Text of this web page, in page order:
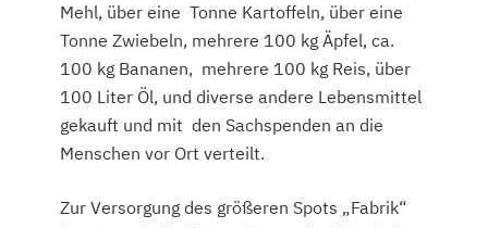
Mehl, über eine Tonne Kartoffeln, über eine
Tonne Zwiebeln, mehrere 100 kg Äpfel, ca.
100 kg Bananen, mehrere 100 kg Reis, über
100 Liter Öl, und diverse andere Lebensmittel
gekauft und mit den Sachspenden an die
Menschen vor Ort verteilt.
Zur Versorgung des größeren Spots „Fabrik“